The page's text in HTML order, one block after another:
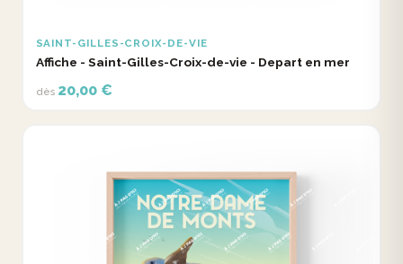
SAINT-GILLES-CROIX-DE-VIE
Affiche - Saint-Gilles-Croix-de-vie - Depart en mer
dès 20,00 €